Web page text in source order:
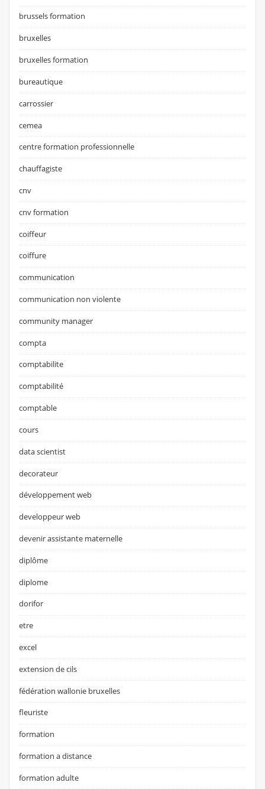
brussels formation
bruxelles
bruxelles formation
bureautique
carrossier
cemea
centre formation professionnelle
chauffagiste
cnv
cnv formation
coiffeur
coiffure
communication
communication non violente
community manager
compta
comptabilite
comptabilité
comptable
cours
data scientist
decorateur
développement web
developpeur web
devenir assistante maternelle
diplôme
diplome
dorifor
etre
excel
extension de cils
fédération wallonie bruxelles
fleuriste
formation
formation a distance
formation adulte